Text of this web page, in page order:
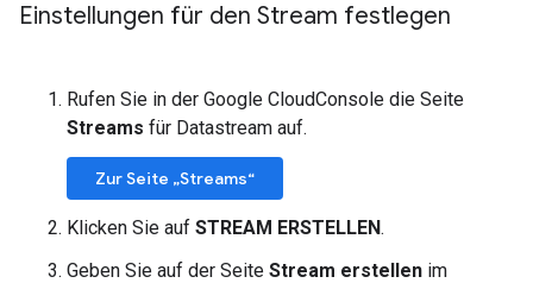
Einstellungen für den Stream festlegen
Rufen Sie in der Google CloudConsole die Seite
Streams für Datastream auf.
Zur Seite „Streams“
Klicken Sie auf STREAM ERSTELLEN.
Geben Sie auf der Seite Stream erstellen im